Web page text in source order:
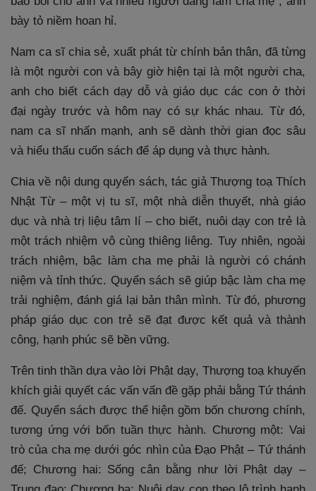
bày tỏ niềm hoan hỉ.
Nam ca sĩ chia sẻ, xuất phát từ chính bản thân, đã từng
là một người con và bây giờ hiện tại là một người cha,
anh cho biết cách dạy dỗ và giáo dục các con ở thời
đại ngày trước và hôm nay có sự khác nhau. Từ đó,
nam ca sĩ nhấn mạnh, anh sẽ dành thời gian đọc sâu
và hiểu thấu cuốn sách để áp dụng và thực hành.
Chia về nội dung quyển sách, tác giả Thượng toạ Thích
Nhật Từ – một vị tu sĩ, một nhà diễn thuyết, nhà giáo
dục và nhà trị liệu tâm lí – cho biết, nuôi dạy con trẻ là
một trách nhiệm vô cùng thiêng liêng. Tuy nhiên, ngoài
trách nhiệm, bậc làm cha mẹ phải là người có chánh
niệm và tỉnh thức. Quyển sách sẽ giúp bậc làm cha mẹ
trải nghiệm, đánh giá lại bản thân mình. Từ đó, phương
pháp giáo dục con trẻ sẽ đạt được kết quả và thành
công, hạnh phúc sẽ bền vững.
Trên tinh thần dựa vào lời Phật dạy, Thượng toạ khuyến
khích giải quyết các vấn vấn đề gặp phải bằng Tứ thánh
đế. Quyển sách được thể hiện gồm bốn chương chính,
tương ứng với bốn tuần thực hành. Chương một: Vai
trò của cha mẹ dưới góc nhìn của Đạo Phật – Tứ thánh
đế; Chương hai: Sống cân bằng như lời Phật dạy –